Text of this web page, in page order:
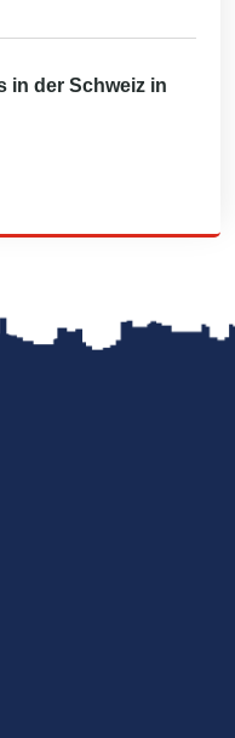
in der Schweiz in